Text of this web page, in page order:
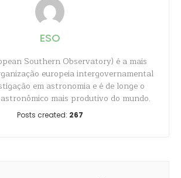
ESO
Southern Observatory) é a mais
europeia intergovernamental
em astronomia e é de longe o
mais produtivo do mundo.
Posts created: 267